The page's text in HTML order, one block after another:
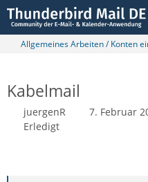
Allgemeines Arbeiten / Konten
Kabelmail
juergenR 7. Februar
Erledigt